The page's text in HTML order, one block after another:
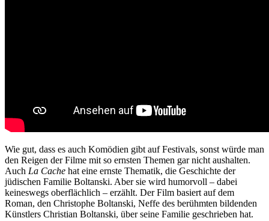
Wie gut, dass es auch Komödien gibt auf Festivals, sonst würde man
den Reigen der Filme mit so ernsten Themen gar nicht aushalten.
Auch La Cache hat eine ernste Thematik, die Geschichte der
jüdischen Familie Boltanski. Aber sie wird humorvoll – dabei
keineswegs oberflächlich – erzählt. Der Film basiert auf dem
Roman, den Christophe Boltanski, Neffe des berühmten bildenden
Künstlers Christian Boltanski, über seine Familie geschrieben hat.